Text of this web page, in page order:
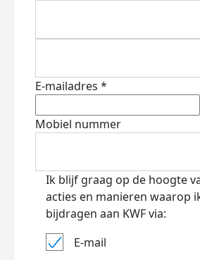
E-mailadres *
Mobiel nummer
Ik blijf graag op de hoogte
acties en manieren waarop
bijdragen aan KWF via:
E-mail